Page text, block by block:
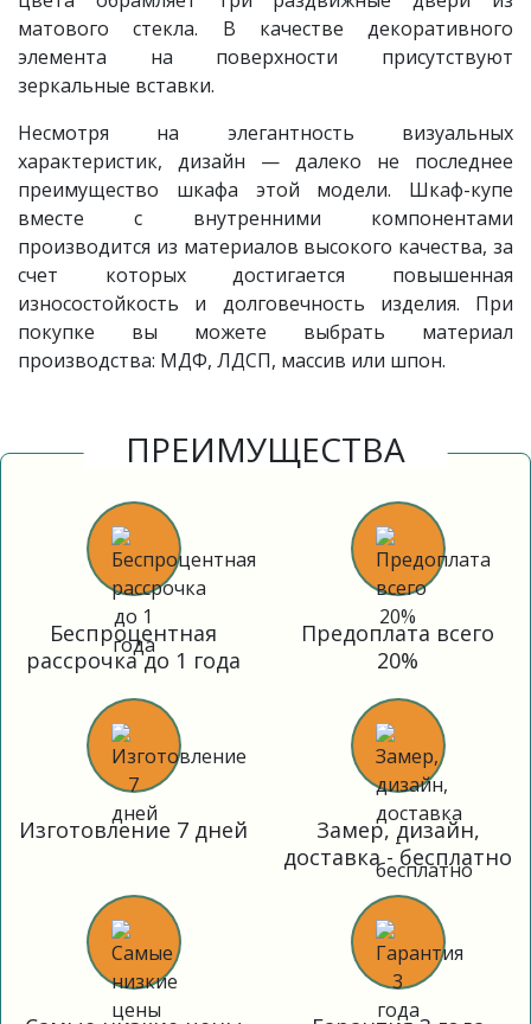
матового стекла. В качестве декоративного
элемента на поверхности присутствуют
зеркальные вставки.
Несмотря на элегантность визуальных
характеристик, дизайн — далеко не последнее
преимущество шкафа этой модели. Шкаф-купе
вместе с внутренними компонентами
производится из материалов высокого качества, за
счет которых достигается повышенная
износостойкость и долговечность изделия. При
покупке вы можете выбрать материал
производства: МДФ, ЛДСП, массив или шпон.
ПРЕИМУЩЕСТВА
Беспроцентная
рассрочка до 1 года
Предоплата всего
20%
Изготовление 7 дней
Замер, дизайн,
доставка - бесплатно